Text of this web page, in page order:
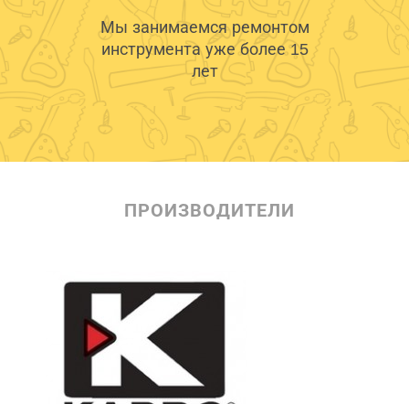
Мы занимаемся ремонтом
инструмента уже более 15
лет
ПРОИЗВОДИТЕЛИ